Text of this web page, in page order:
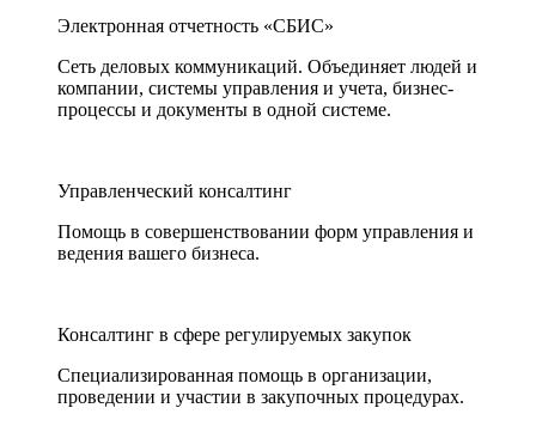
Электронная отчетность «СБИС»
Сеть деловых коммуникаций. Объединяет людей и
компании, системы управления и учета, бизнес-
процессы и документы в одной системе.
Управленческий консалтинг
Помощь в совершенствовании форм управления и
ведения вашего бизнеса.
Консалтинг в сфере регулируемых закупок
Специализированная помощь в организации,
проведении и участии в закупочных процедурах.